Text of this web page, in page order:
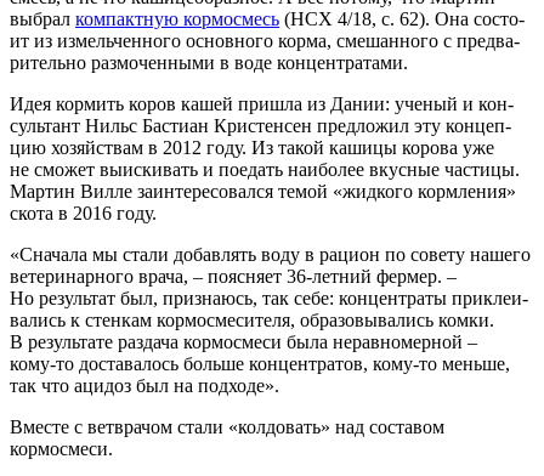
выбрал ком­пакт­ную кор­мо­смесь (НСХ 4/18, с. 62). Она состо­
ит из измель­чен­но­го основ­но­го кор­ма, сме­шан­но­го с пред­ва­
ри­тель­но раз­мо­чен­ны­ми в воде концентратами.
Идея кор­мить коров кашей при­шла из Дании: уче­ный и кон­
суль­тант Нильс Басти­ан Кри­стен­сен пред­ло­жил эту кон­цеп­
цию хозяй­ствам в 2012 году. Из такой каши­цы коро­ва уже
не смо­жет выис­ки­вать и поедать наи­бо­лее вкус­ные части­цы.
Мар­тин Вил­ле заин­те­ре­со­вал­ся темой «жид­ко­го корм­ле­ния»
ско­та в 2016 году.
«Сна­ча­ла мы ста­ли добав­лять воду в раци­он по сове­ту наше­го
вете­ри­нар­но­го вра­ча, – пояс­ня­ет 36‑летний фер­мер. –
Но резуль­тат был, при­зна­юсь, так себе: кон­цен­тра­ты при­кле­и­
ва­лись к стен­кам кор­мо­сме­си­те­ля, обра­зо­вы­ва­лись ком­ки.
В резуль­та­те раз­да­ча кор­мо­сме­си была нерав­но­мер­ной –
кому‑то доста­ва­лось боль­ше кон­цен­тра­тов, кому‑то мень­ше,
так что аци­доз был на подходе».
Вме­сте с вет­вра­чом ста­ли «кол­до­вать» над соста­вом
кормосмеси.